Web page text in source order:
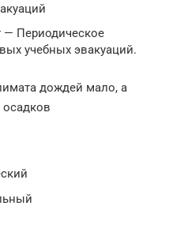
Периодическое
учебных эвакуаций.
дождей мало, а